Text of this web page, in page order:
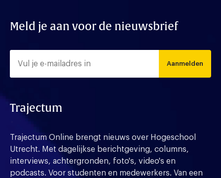
Meld je aan voor de nieuwsbrief
Aanmelden
Trajectum
Trajectum Online brengt nieuws over Hogeschool
Utrecht. Met dagelijkse berichtgeving, columns,
interviews, achtergronden, foto's, video's en
podcasts. Voor studenten en medewerkers. Van een